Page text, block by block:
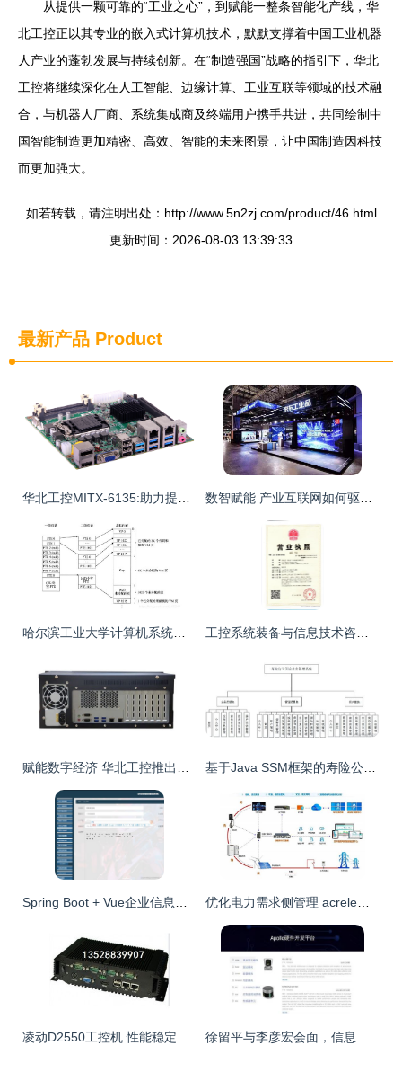
从提供一颗可靠的“工业之心”，到赋能一整条智能化产线，华
北工控正以其专业的嵌入式计算机技术，默默支撑着中国工业机器
人产业的蓬勃发展与持续创新。在“制造强国”战略的指引下，华北
工控将继续深化在人工智能、边缘计算、工业互联等领域的技术融
合，与机器人厂商、系统集成商及终端用户携手共进，共同绘制中
国智能制造更加精密、高效、智能的未来图景，让中国制造因科技
而更加强大。
如若转载，请注明出处：http://www.5n2zj.com/product/46.html
更新时间：2026-08-03 13:39:33
最新产品 Product